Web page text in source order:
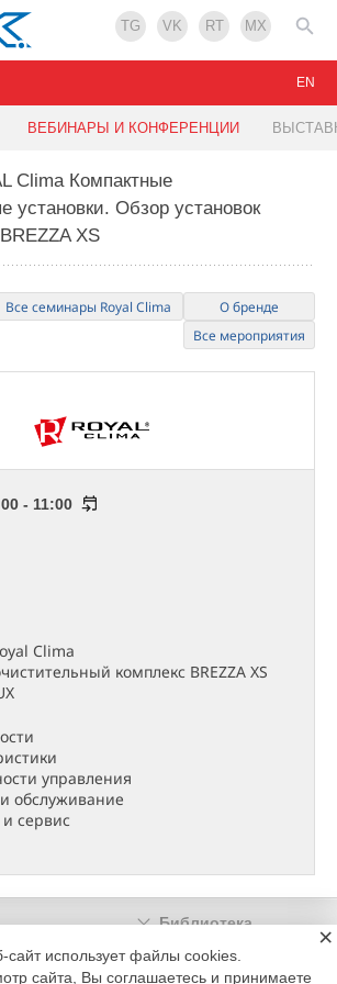
TG VK RT MX
ВЕБИНАРЫ И КОНФЕРЕНЦИИ
EN
Clima Компактные
установки. Обзор установок
XS
Все семинары Royal Clima
О бренде
Все мероприятия
- 11:00
Climа
комплекс BREZZA XS
управления
обслуживание
сервис
Библиотека
Реклама
сайт использует файлы cookies.
сайта, Вы соглашаетесь и принимаете
×